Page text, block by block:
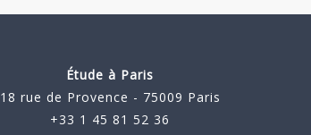
Étude à Paris
18 rue de Provence - 75009 Paris
+33 1 45 81 52 36